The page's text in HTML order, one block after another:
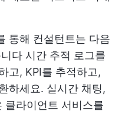
통해 컨설턴트는 다음
다 시간 추적 로그를
고, KPI를 추적하고,
하세요. 실시간 채팅,
클라이언트 서비스를